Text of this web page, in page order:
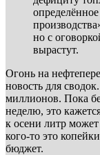
но с
вырастут.
Огонь на
новость для
миллионов. Пока
неделю, это
к осени литр
кого-то это
бюджет.